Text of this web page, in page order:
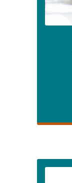
sivulla.